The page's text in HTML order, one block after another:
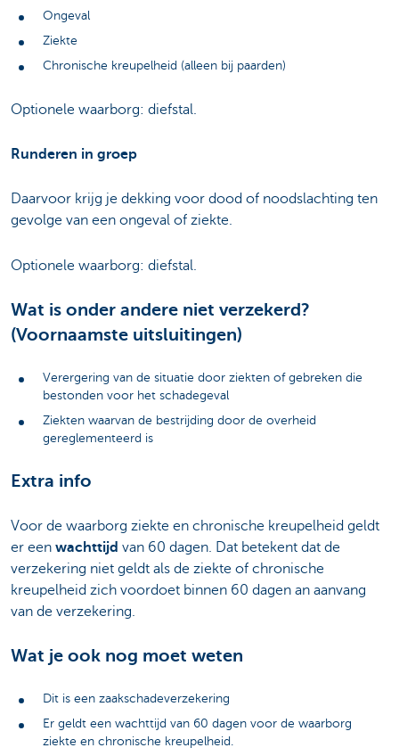
Ongeval
Ziekte
Chronische kreupelheid (alleen bij paarden)
Optionele waarborg: diefstal.
Runderen in groep
Daarvoor krijg je dekking voor dood of noodslachting ten
gevolge van een ongeval of ziekte.
Optionele waarborg: diefstal.
Wat is onder andere niet verzekerd?
(Voornaamste uitsluitingen)
Verergering van de situatie door ziekten of gebreken die
bestonden voor het schadegeval
Ziekten waarvan de bestrijding door de overheid
gereglementeerd is
Extra info
Voor de waarborg ziekte en chronische kreupelheid geldt
er een wachttijd van 60 dagen. Dat betekent dat de
verzekering niet geldt als de ziekte of chronische
kreupelheid zich voordoet binnen 60 dagen an aanvang
van de verzekering.
Wat je ook nog moet weten
Dit is een zaakschadeverzekering
Er geldt een wachttijd van 60 dagen voor de waarborg
ziekte en chronische kreupelheid.